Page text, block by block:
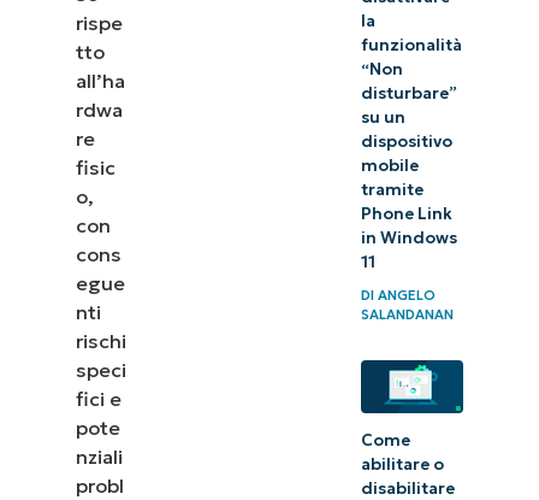
rispe
tto
all’ha
rdwa
re
fisic
o,
con
cons
egue
nti
rischi
speci
fici e
pote
nziali
probl
la
funzionalità
“Non
disturbare”
su un
dispositivo
mobile
tramite
Phone Link
in Windows
11
DIANGELO
SALANDANAN
Come
abilitare o
disabilitare